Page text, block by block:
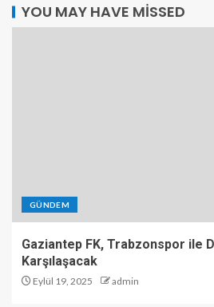
YOU MAY HAVE MISSED
GÜNDEM
Gaziantep FK, Trabzonspor ile
Karşılaşacak
Eylül 19, 2025 admin